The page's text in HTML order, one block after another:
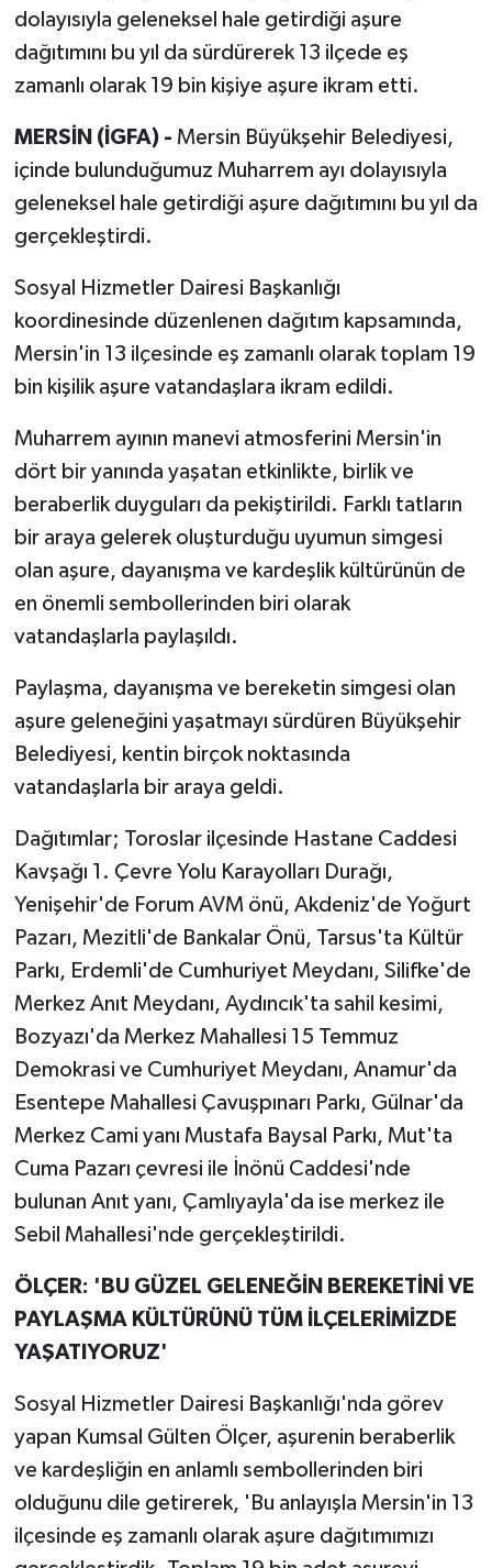
dolayısıyla geleneksel hale getirdiği aşure
dağıtımını bu yıl da sürdürerek 13 ilçede eş
zamanlı olarak 19 bin kişiye aşure ikram etti.
MERSİN (İGFA) - Mersin Büyükşehir Belediyesi,
içinde bulunduğumuz Muharrem ayı dolayısıyla
geleneksel hale getirdiği aşure dağıtımını bu yıl da
gerçekleştirdi.
Sosyal Hizmetler Dairesi Başkanlığı
koordinesinde düzenlenen dağıtım kapsamında,
Mersin'in 13 ilçesinde eş zamanlı olarak toplam 19
bin kişilik aşure vatandaşlara ikram edildi.
Muharrem ayının manevi atmosferini Mersin'in
dört bir yanında yaşatan etkinlikte, birlik ve
beraberlik duyguları da pekiştirildi. Farklı tatların
bir araya gelerek oluşturduğu uyumun simgesi
olan aşure, dayanışma ve kardeşlik kültürünün de
en önemli sembollerinden biri olarak
vatandaşlarla paylaşıldı.
Paylaşma, dayanışma ve bereketin simgesi olan
aşure geleneğini yaşatmayı sürdüren Büyükşehir
Belediyesi, kentin birçok noktasında
vatandaşlarla bir araya geldi.
Dağıtımlar; Toroslar ilçesinde Hastane Caddesi
Kavşağı 1. Çevre Yolu Karayolları Durağı,
Yenişehir'de Forum AVM önü, Akdeniz'de Yoğurt
Pazarı, Mezitli'de Bankalar Önü, Tarsus'ta Kültür
Parkı, Erdemli'de Cumhuriyet Meydanı, Silifke'de
Merkez Anıt Meydanı, Aydıncık'ta sahil kesimi,
Bozyazı'da Merkez Mahallesi 15 Temmuz
Demokrasi ve Cumhuriyet Meydanı, Anamur'da
Esentepe Mahallesi Çavuşpınarı Parkı, Gülnar'da
Merkez Cami yanı Mustafa Baysal Parkı, Mut'ta
Cuma Pazarı çevresi ile İnönü Caddesi'nde
bulunan Anıt yanı, Çamlıyayla'da ise merkez ile
Sebil Mahallesi'nde gerçekleştirildi.
ÖLÇER: 'BU GÜZEL GELENEĞİN BEREKETİNİ VE
PAYLAŞMA KÜLTÜRÜNÜ TÜM İLÇELERİMİZDE
YAŞATIYORUZ'
Sosyal Hizmetler Dairesi Başkanlığı'nda görev
yapan Kumsal Gülten Ölçer, aşurenin beraberlik
ve kardeşliğin en anlamlı sembollerinden biri
olduğunu dile getirerek, 'Bu anlayışla Mersin'in 13
ilçesinde eş zamanlı olarak aşure dağıtımımızı